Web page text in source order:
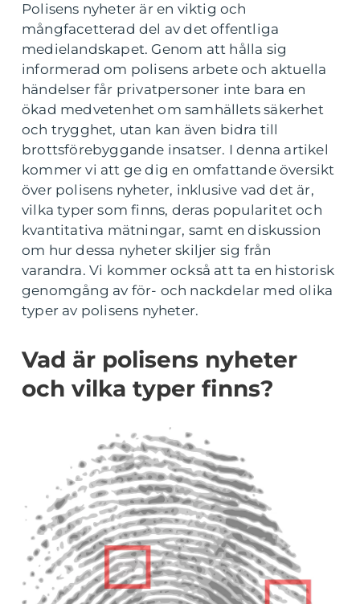
Polisens nyheter är en viktig och
mångfacetterad del av det offentliga
medielandskapet. Genom att hålla sig
informerad om polisens arbete och aktuella
händelser får privatpersoner inte bara en
ökad medvetenhet om samhällets säkerhet
och trygghet, utan kan även bidra till
brottsförebyggande insatser. I denna artikel
kommer vi att ge dig en omfattande översikt
över polisens nyheter, inklusive vad det är,
vilka typer som finns, deras popularitet och
kvantitativa mätningar, samt en diskussion
om hur dessa nyheter skiljer sig från
varandra. Vi kommer också att ta en historisk
genomgång av för- och nackdelar med olika
typer av polisens nyheter.
Vad är polisens nyheter
och vilka typer finns?